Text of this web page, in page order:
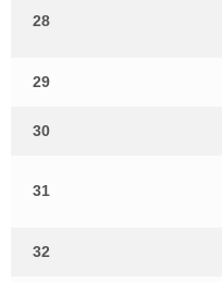
28
29
30
31
32